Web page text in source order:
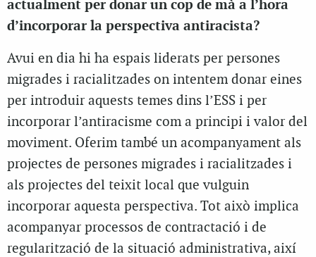
actualment per donar un cop de mà a l’hora
d’incorporar la perspectiva antiracista?
Avui en dia hi ha espais liderats per persones
migrades i racialitzades on intentem donar eines
per introduir aquests temes dins l’ESS i per
incorporar l’antiracisme com a principi i valor del
moviment. Oferim també un acompanyament als
projectes de persones migrades i racialitzades i
als projectes del teixit local que vulguin
incorporar aquesta perspectiva. Tot això implica
acompanyar processos de contractació i de
regularització de la situació administrativa, així